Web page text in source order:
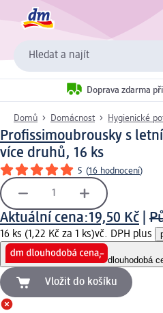
Hledat a najít
Doprava zdarma
Domů Domácnost Hygienické
Profissimoubrousky s
více druhů, 16 ks
5 (16 hodnocení)
Aktuální cena:19,50 Kč
16 ks (1,22 Kč za 1 ks)vč. DPH plus
dlouhodobá
Vložit do košíku